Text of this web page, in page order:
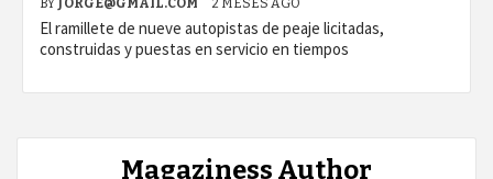
BY JORGE@GMAIL.COM 2 MESES AGO
El ramillete de nueve autopistas de peaje licitadas,
construidas y puestas en servicio en tiempos
Magaziness Author